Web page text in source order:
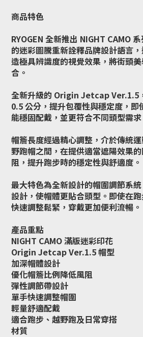
商品特色
RYOGEN 全新推出 NIGHT CAMO
的迷彩圖騰重新詮釋品牌設計語言
造極具辨識度的視覺效果，將街頭
合。
全新升級的 Origin Jetcap Ver.1.5
0.5 公分，提升包覆性與穩定度，即
能穩固配戴，並更符合不同頭型需求
帽簷長度經過精心調整，介於傳統
野跑帽之間，在提供適當遮陽效果
阻，提升跑步時的穩定性與舒適度。
最大特色為全新設計的帽圍調節系
設計，使帽體更貼合頭型。即使在
快速調整鬆緊，穿戴更加便利流暢。
產品重點
NIGHT CAMO 滿版迷彩印花
Origin Jetcap Ver.1.5 帽型
加深帽體設計
優化帽簷比例降低風阻
彈性調節帶設計
單手快速調整帽圍
輕量舒適配戴
適合跑步、越野跑及日常穿搭
材質